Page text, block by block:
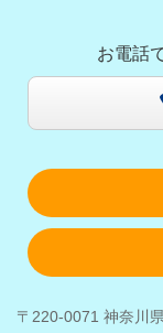
お電話
〒220-0071 神奈川